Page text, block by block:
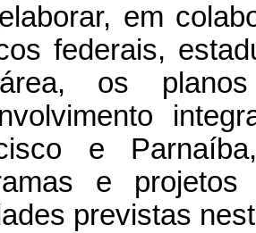
elaborar, em
federais,
os
e
e
previstas